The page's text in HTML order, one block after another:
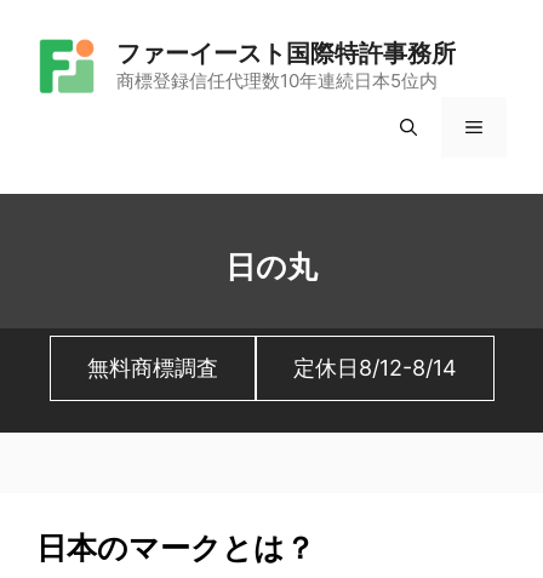
ッ
ファーイースト国際特許事務所
商標登録信任代理数10年連続日本5位内
メ
日の丸
無料商標調査 定休日8/12-8/14
日本のマークとは？